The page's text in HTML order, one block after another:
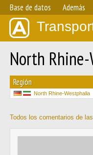
Base de datos Además
North
Región
North Rhine-Westphalia
Todos los comentarios de